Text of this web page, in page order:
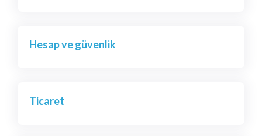
Hesap ve güvenlik
Ticaret